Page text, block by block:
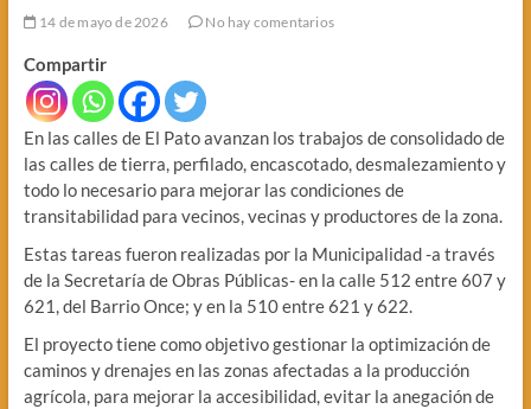
14 de mayo de 2026 No hay comentarios
Compartir
En las calles de El Pato avanzan los trabajos de consolidado de
las calles de tierra, perfilado, encascotado, desmalezamiento y
todo lo necesario para mejorar las condiciones de
transitabilidad para vecinos, vecinas y productores de la zona.
Estas tareas fueron realizadas por la Municipalidad -a través
de la Secretaría de Obras Públicas- en la calle 512 entre 607 y
621, del Barrio Once; y en la 510 entre 621 y 622.
El proyecto tiene como objetivo gestionar la optimización de
caminos y drenajes en las zonas afectadas a la producción
agrícola, para mejorar la accesibilidad, evitar la anegación de